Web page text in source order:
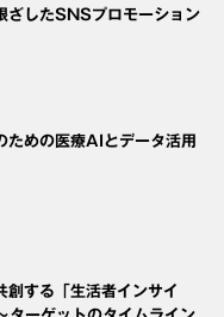
ざしたSNSプロモーション
ための医療AIとデータ活用
創する「生活者インサイ